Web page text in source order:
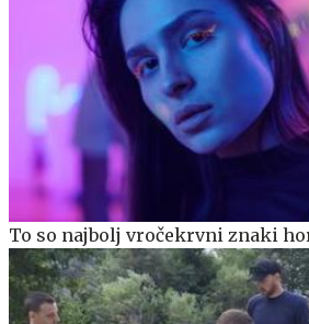
To so najbolj vročekrvni znaki